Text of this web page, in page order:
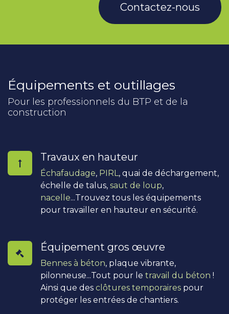
Contactez-nous
Équipements et outillages
Pour les professionnels du BTP et de la
construction
Travaux en hauteur
Échafaudage, PIRL , quai de déchargement,
échelle de talus, saut de loup,
nacelle...Trouvez tous les équipements
pour travailler en hauteur en sécurité.
Équipement gros œuvre
Bennes à béton, plaque vibrante,
pilonneuse...Tout pour le travail du béton !
Ainsi que des clôtures temporaires pour
protéger les entrées de chantiers.